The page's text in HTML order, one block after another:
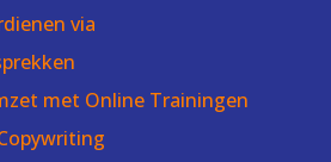
via
met Online Trainingen